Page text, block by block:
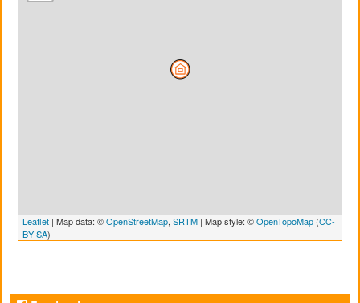
Leaflet | Map data: ©OpenStreetMap, SRTM | Map style: ©OpenTopoMap (CC-
BY-SA)